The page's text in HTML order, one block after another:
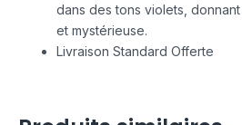
dans des tons violets,
et mystérieuse.
Livraison Standard Offerte